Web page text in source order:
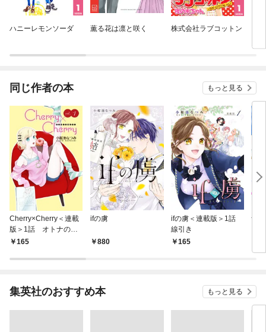
ハニーレモンソーダ 薫る花は凛と咲く 株式会社ラブコットン
同じ作者の本 もっと見る
Cherry×Cherry＜連載
版＞1話 オトナの階
段165
ifの虜
880
ifの虜＜連載版＞1話
線引き
165
青
集英社のおすすめ本 もっと見る